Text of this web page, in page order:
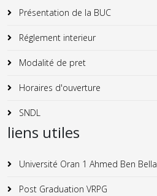
Présentation de la BUC
Réglement interieur
Modalité de pret
Horaires d'ouverture
SNDL
liens utiles
Université Oran 1 Ahmed Ben Bella
Post Graduation VRPG